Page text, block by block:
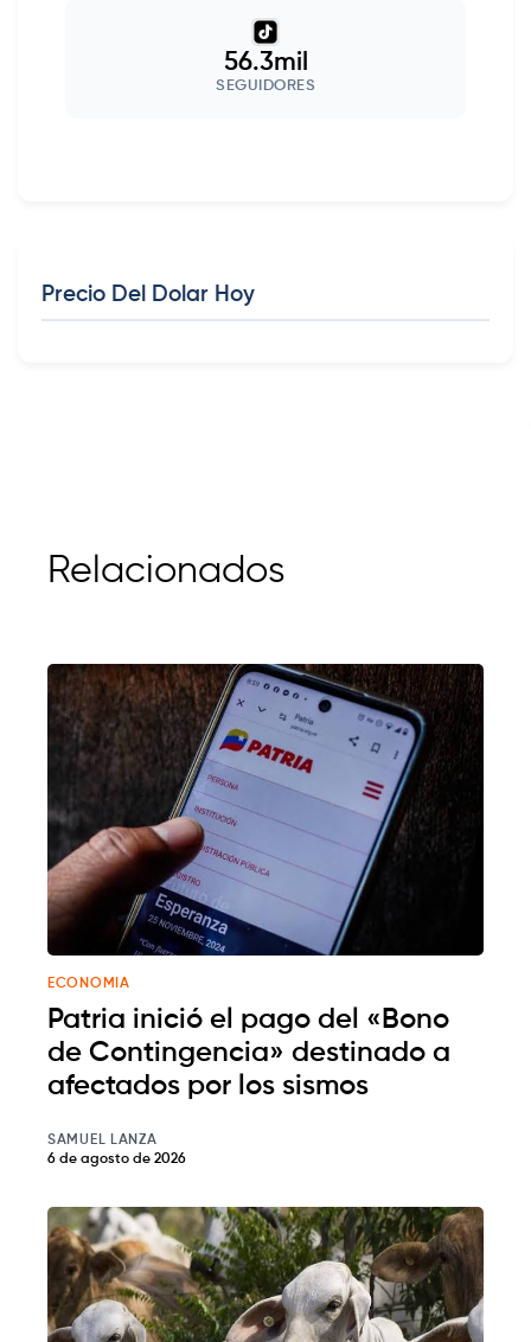
56.3mil
SEGUIDORES
Precio Del Dolar Hoy
Relacionados
ECONOMIA
Patria inició el pago del «Bono
de Contingencia» destinado a
afectados por los sismos
SAMUEL LANZA
6 de agosto de 2026